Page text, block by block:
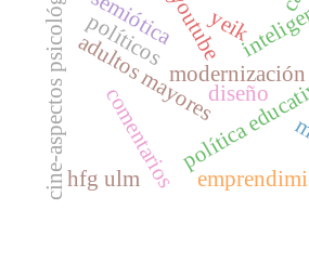
modernización
política
yeik
youtube
comentarios
adultos mayores
cine-aspectos psicológicos políticos
diseño
hfg ulm
semiótica